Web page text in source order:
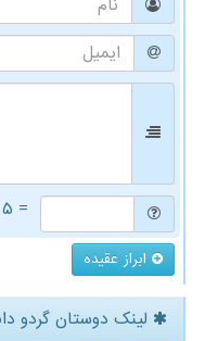
= ۵ بعلاوه ۵
ابراز عقیده
لینک دوستان گردو